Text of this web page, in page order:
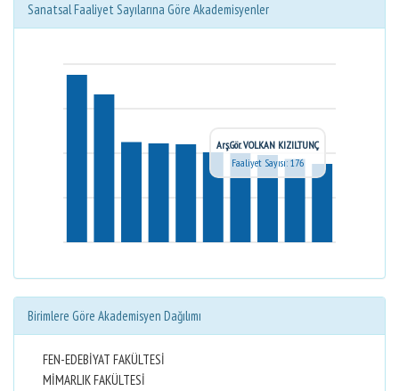
Sanatsal Faaliyet Sayılarına Göre Akademisyenler
Arş.Gör. VOLKAN KIZILTUNÇ
Faaliyet Sayısı: 176
Birimlere Göre Akademisyen Dağılımı
FEN-EDEBİYAT FAKÜLTESİ
MİMARLIK FAKÜLTESİ